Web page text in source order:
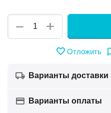
+
−
Отложить
Варианты доставки
Варианты оплаты